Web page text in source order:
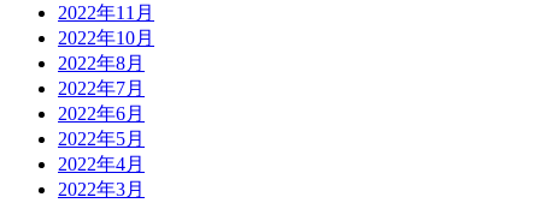
2022年11月
2022年10月
2022年8月
2022年7月
2022年6月
2022年5月
2022年4月
2022年3月